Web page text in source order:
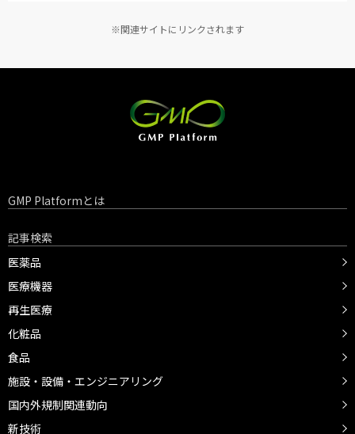
※関連サイトにリンクされます
GMP Platformとは
記事検索
医薬品
医療機器
再生医療
化粧品
食品
施設・設備・エンジニアリング
国内外規制関連動向
新技術